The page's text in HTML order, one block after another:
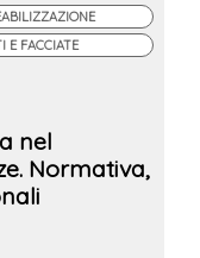
E FACCIATE
nel
Normativa,